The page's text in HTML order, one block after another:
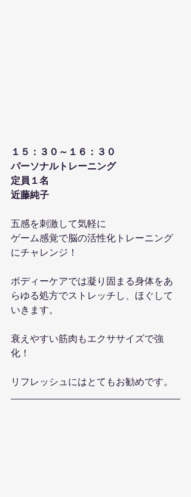
１５：３０～１６：３０
パーソナルトレーニング
定員１名
近藤純子
五感を刺激して気軽に
ゲーム感覚で脳の活性化トレーニング
にチャレンジ！
ボディーケアでは凝り固まる身体をあ
らゆる処方でストレッチし、ほぐして
いきます。
衰えやすい筋肉もエクササイズで強
化！
リフレッシュにはとてもお勧めです。